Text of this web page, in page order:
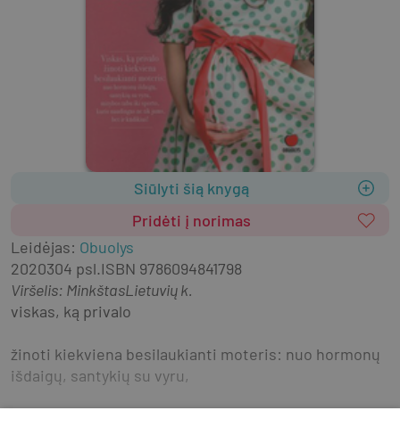
Siūlyti šią knygą
Pridėti į norimas
Leidėjas: Obuolys
2020304 psl.ISBN 9786094841798
Viršelis: MinkštasLietuvių k.
viskas, ką privalo
žinoti kiekviena besilaukianti moteris: nuo hormonų
išdaigų, santykių su vyru,